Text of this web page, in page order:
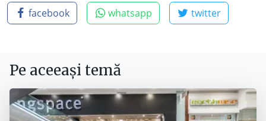
facebook whatsapp twitter
Pe aceeași temă